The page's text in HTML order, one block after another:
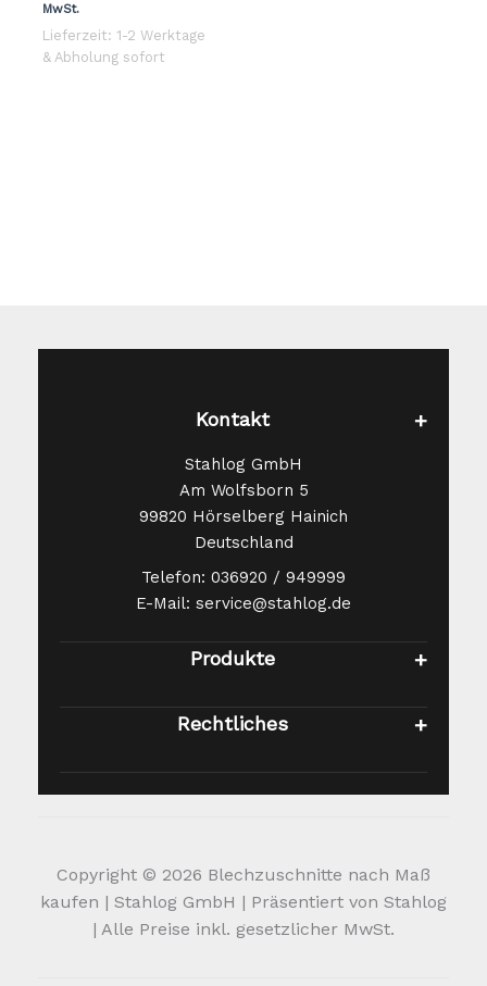
49,99 €
39,99 €.
MwSt.
Lieferzeit: 1-2 Werktage
& Abholung sofort
Kontakt
Stahlog GmbH
Am Wolfsborn 5
99820 Hörselberg Hainich
Deutschland
Telefon: 036920 / 949999
E-Mail: service@stahlog.de
Produkte
Rechtliches
Copyright © 2026 Blechzuschnitte nach Maß
kaufen | Stahlog GmbH | Präsentiert von Stahlog
| Alle Preise inkl. gesetzlicher MwSt.